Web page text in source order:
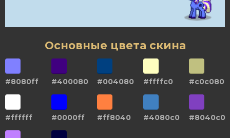
Основные цвета скина
#8080ff #400080 #004080 #ffffc0 #c0c080
#ffffff #0000ff #ff8040 #4080c0 #8040c0